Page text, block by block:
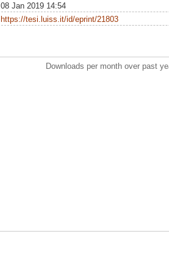
08 Jan 2019 14:54
https://tesi.luiss.it/id/eprint/21803
Downloads per month over past